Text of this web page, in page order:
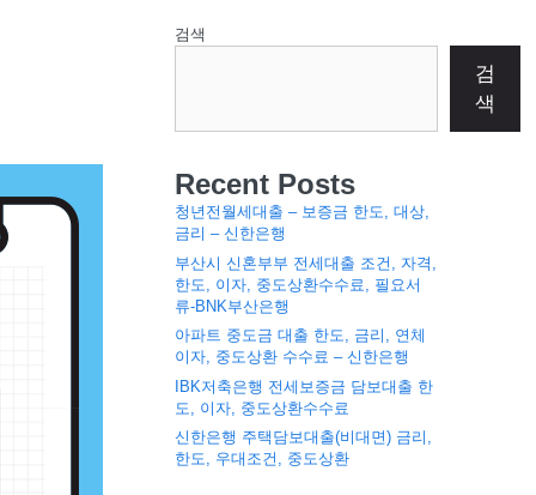
검색
검
색
Recent Posts
청년전월세대출 – 보증금 한도, 대상,
금리 – 신한은행
부산시 신혼부부 전세대출 조건, 자격,
한도, 이자, 중도상환수수료, 필요서
류-BNK부산은행
아파트 중도금 대출 한도, 금리, 연체
이자, 중도상환 수수료 – 신한은행
IBK저축은행 전세보증금 담보대출 한
도, 이자, 중도상환수수료
신한은행 주택담보대출(비대면) 금리,
한도, 우대조건, 중도상환